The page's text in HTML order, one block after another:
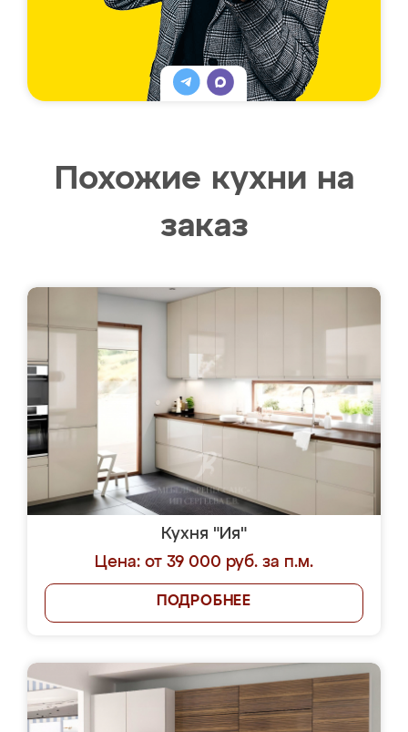
Похожие кухни на
заказ
Кухня "Ия"
Цена: от 39 000 руб. за п.м.
ПОДРОБНЕЕ